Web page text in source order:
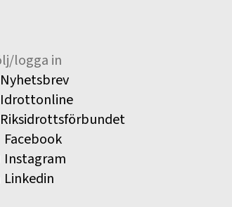
logga in
Nyhetsbrev
Idrottonline
Riksidrottsförbundet
Facebook
Instagram
Linkedin